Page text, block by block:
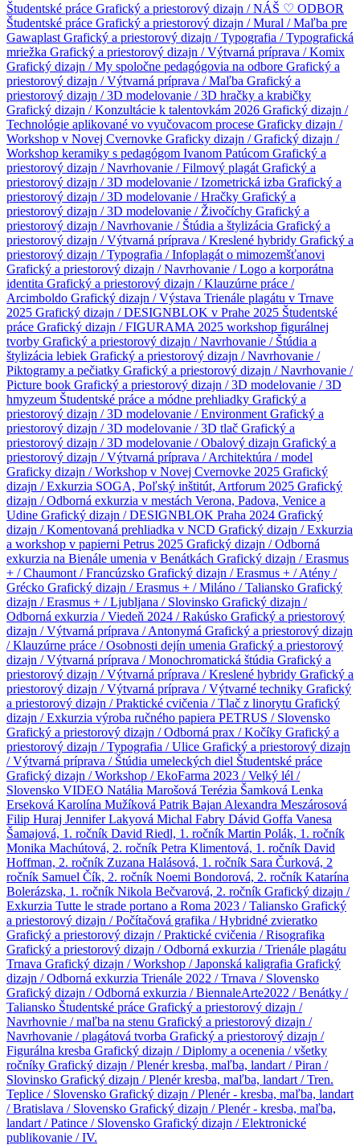
Študentské práce Grafický a priestorový dizajn / NÁŠ ♡ ODBOR
Študentské práce Grafický a priestorový dizajn / Mural / Maľba pre
Gawaplast Grafický a priestorový dizajn / Typografia / Typografická
mriežka Grafický a priestorový dizajn / Výtvarná príprava / Komix
Grafický dizajn / My spoločne pedagógovia na odbore Grafický a
priestorový dizajn / Výtvarná príprava / Maľba Grafický a
priestorový dizajn / 3D modelovanie / 3D hračky a krabičky
Grafický dizajn / Konzultácie k talentovkám 2026 Grafický dizajn /
Technológie aplikované vo vyučovacom procese Graficky dizajn /
Workshop v Novej Cvernovke Graficky dizajn /Grafický dizajn /
Workshop keramiky s pedagógom Ivanom Patúcom Grafický a
priestorový dizajn / Navrhovanie / Filmový plagát Grafický a
priestorový dizajn / 3D modelovanie / Izometrická izba Grafický a
priestorový dizajn / 3D modelovanie / Hračky Grafický a
priestorový dizajn / 3D modelovanie / Živočíchy Grafický a
priestorový dizajn / Navrhovanie / Štúdia a štylizácia Grafický a
priestorový dizajn / Výtvarná príprava / Kreslené hybridy Grafický a
priestorový dizajn / Typografia / Infoplagát o mimozemšťanovi
Grafický a priestorový dizajn / Navrhovanie / Logo a korporátna
identita Grafický a priestorový dizajn / Klauzúrne práce /
Arcimboldo Grafický dizajn / Výstava Trienále plagátu v Trnave
2025 Grafický dizajn / DESIGNBLOK v Prahe 2025 Študentské
práce Grafický dizajn / FIGURAMA 2025 workshop figurálnej
tvorby Grafický a priestorový dizajn / Navrhovanie / Štúdia a
štylizácia lebiek Grafický a priestorový dizajn / Navrhovanie /
Piktogramy a pečiatky Grafický a priestorový dizajn / Navrhovanie /
Picture book Grafický a priestorový dizajn / 3D modelovanie / 3D
hmyzeum Študentské práce a módne prehliadky Grafický a
priestorový dizajn / 3D modelovanie / Environment Grafický a
priestorový dizajn / 3D modelovanie / 3D tlač Grafický a
priestorový dizajn / 3D modelovanie / Obalový dizajn Grafický a
priestorový dizajn / Výtvarná príprava / Architektúra / model
Graficky dizajn / Workshop v Novej Cvernovke 2025 Grafický
dizajn / Exkurzia SOGA, Poľský inštitút, Artforum 2025 Grafický
dizajn / Odborná exkurzia v mestách Verona, Padova, Venice a
Udine Grafický dizajn / DESIGNBLOK Praha 2024 Grafický
dizajn / Komentovaná prehliadka v NCD Grafický dizajn / Exkurzia
a workshop v papierni Petrus 2025 Grafický dizajn / Odborná
exkurzia na Bienále umenia v Benátkách Grafický dizajn / Erasmus
+ / Chaumont / Francúzsko Grafický dizajn / Erasmus + / Atény /
Grécko Grafický dizajn / Erasmus + / Miláno / Taliansko Grafický
dizajn / Erasmus + / Ljubljana / Slovinsko Grafický dizajn /
Odborná exkurzia / Viedeň 2024 / Rakúsko Grafický a priestorový
dizajn / Výtvarná príprava / Antonymá Grafický a priestorový dizajn
/ Klauzúrne práce / Osobnosti dejín umenia Grafický a priestorový
dizajn / Výtvarná príprava / Monochromatická štúdia Grafický a
priestorový dizajn / Výtvarná príprava / Kreslené hybridy Grafický a
priestorový dizajn / Výtvarná príprava / Výtvarné techniky Grafický
a priestorový dizajn / Praktické cvičenia / Tlač z linorytu Grafický
dizajn / Exkurzia výroba ručného papiera PETRUS / Slovensko
Grafický a priestorový dizajn / Odborná prax / Kočíky Grafický a
priestorový dizajn / Typografia / Ulice Grafický a priestorový dizajn
/ Výtvarná príprava / Štúdia umeleckých diel Študentské práce
Grafický dizajn / Workshop / EkoFarma 2023 / Velký lél /
Slovensko VIDEO Natália Marošová Terézia Šamková Lenka
Erseková Karolína Mužíková Patrik Bajan Alexandra Meszárosová
Filip Huraj Jennifer Lakyová Michal Fabry Dávid Goffa Vanesa
Šamajová, 1. ročník David Riedl, 1. ročník Martin Polák, 1. ročník
Monika Machútová, 2. ročník Petra Klimentová, 1. ročník David
Hoffman, 2. ročník Zuzana Halásová, 1. ročník Sara Čurková, 2
ročník Samuel Čík, 2. ročník Noemi Bondorová, 2. ročník Katarína
Bolerázska, 1. ročník Nikola Bečvarová, 2. ročník Grafický dizajn /
Exkurzia Tutte le strade portano a Roma 2023 / Taliansko Grafický
a priestorový dizajn / Počítačová grafika / Hybridné zvieratko
Grafický a priestorový dizajn / Praktické cvičenia / Risografika
Grafický a priestorový dizajn / Odborná exkurzia / Trienále plagátu
Trnava Grafický dizajn / Workshop / Japonská kaligrafia Grafický
dizajn / Odborná exkurzia Trienále 2022 / Trnava / Slovensko
Grafický dizajn / Odborná exkurzia / BiennaleArte2022 / Benátky /
Taliansko Študentské práce Grafický a priestorový dizajn /
Navrhovnie / maľba na stenu Grafický a priestorový dizajn /
Navrhovanie / plagátová tvorba Grafický a priestorový dizajn /
Figurálna kresba Grafický dizajn / Diplomy a ocenenia / všetky
ročníky Grafický dizajn / Plenér kresba, maľba, landart / Piran /
Slovinsko Grafický dizajn / Plenér kresba, maľba, landart / Tren.
Teplice / Slovensko Grafický dizajn / Plenér - kresba, maľba, landart
/ Bratislava / Slovensko Grafický dizajn / Plenér - kresba, maľba,
landart / Patince / Slovensko Grafický dizajn / Elektronické
publikovanie / IV.